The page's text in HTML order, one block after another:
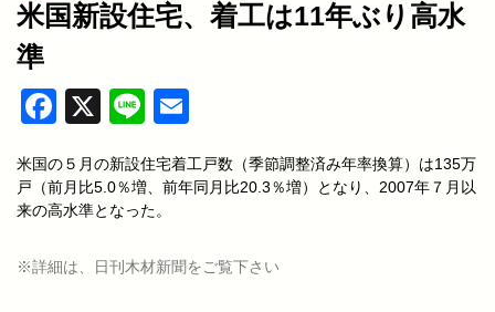
米国新設住宅、着工は11年ぶり高水
準
Facebook
X Line
米国の５月の新設住宅着工戸数（季節調整済み年率換算）は135万
戸（前月比5.0％増、前年同月比20.3％増）となり、2007年７月以
来の高水準となった。
※詳細は、日刊木材新聞をご覧下さい